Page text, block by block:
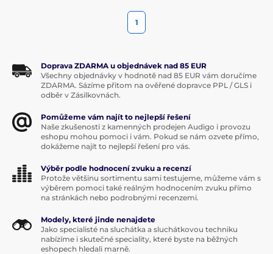
1
Doprava ZDARMA u objednávek nad 85 EUR
Všechny objednávky v hodnotě nad 85 EUR vám doručíme
ZDARMA. Sázíme přitom na ověřené dopravce PPL / GLS i
odběr v Zásilkovnách.
Pomůžeme vám najít to nejlepší řešení
Naše zkušenosti z kamenných prodejen Audigo i provozu
eshopu mohou pomoci i vám. Pokud se nám ozvete přímo,
dokážeme najít to nejlepší řešení pro vás.
Výběr podle hodnocení zvuku a recenzí
Protože většinu sortimentu sami testujeme, můžeme vám s
výběrem pomoci také reálným hodnocením zvuku přímo
na stránkách nebo podrobnými recenzemi.
Modely, které jinde nenajdete
Jako specialisté na sluchátka a sluchátkovou techniku
nabízíme i skutečné speciality, které byste na běžných
eshopech hledali marně.